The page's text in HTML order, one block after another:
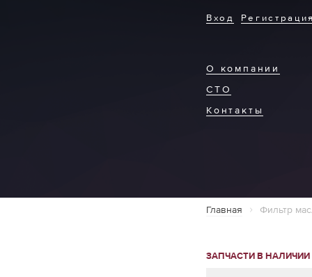
О компании
СТО
Контакты
Вход
Главная Фильтр
ЗАПЧАСТИ В НАЛИЧИИ